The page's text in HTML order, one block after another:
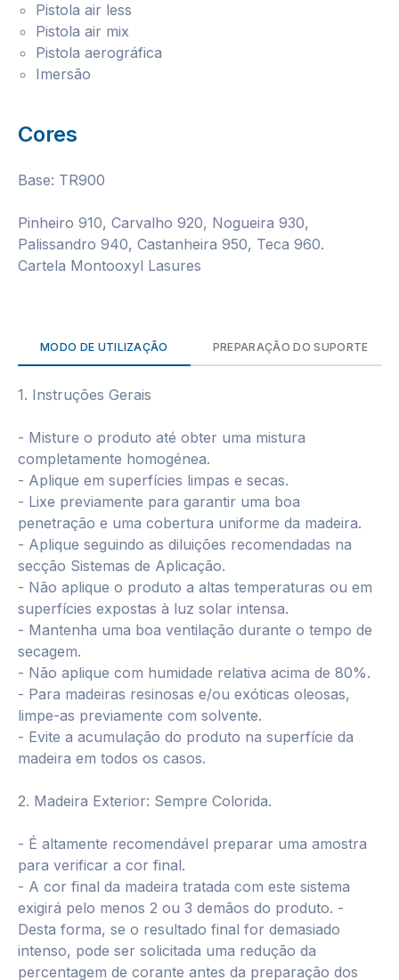
Pistola air less
Pistola air mix
Pistola aerográfica
Imersão
Cores
Base: TR900
Pinheiro 910, Carvalho 920, Nogueira 930,
Palissandro 940, Castanheira 950, Teca 960.
Cartela Montooxyl Lasures
MODO DE UTILIZAÇÃO PREPARAÇÃO DO SUPORTE
1. Instruções Gerais
- Misture o produto até obter uma mistura
completamente homogénea.
- Aplique em superfícies limpas e secas.
- Lixe previamente para garantir uma boa
penetração e uma cobertura uniforme da madeira.
- Aplique seguindo as diluições recomendadas na
secção Sistemas de Aplicação.
- Não aplique o produto a altas temperaturas ou em
superfícies expostas à luz solar intensa.
- Mantenha uma boa ventilação durante o tempo de
secagem.
- Não aplique com humidade relativa acima de 80%.
- Para madeiras resinosas e/ou exóticas oleosas,
limpe-as previamente com solvente.
- Evite a acumulação do produto na superfície da
madeira em todos os casos.
2. Madeira Exterior: Sempre Colorida.
- É altamente recomendável preparar uma amostra
para verificar a cor final.
- A cor final da madeira tratada com este sistema
exigirá pelo menos 2 ou 3 demãos do produto. -
Desta forma, se o resultado final for demasiado
intenso, pode ser solicitada uma redução da
percentagem de corante antes da preparação dos